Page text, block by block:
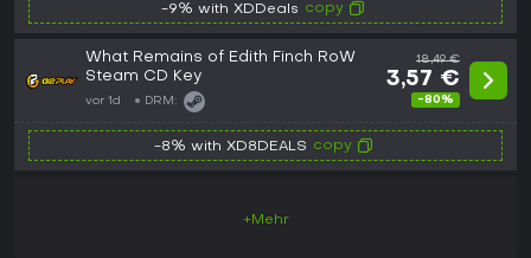
-9% with XDDeals copy
What Remains of Edith Finch RoW
Steam CD Key
vor 1d DRM:
18,49 €
3,57 €
-80%
-8% with XD8DEALS copy
+Mehr